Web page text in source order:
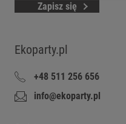
Zapisz się
Ekoparty.pl
+48 511 256 656
info@ekoparty.pl